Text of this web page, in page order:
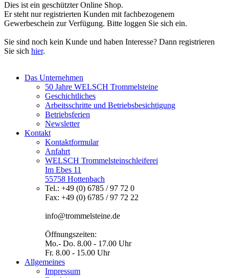
Dies ist ein geschützter Online Shop.
Er steht nur registrierten Kunden mit fachbezogenem
Gewerbeschein zur Verfügung. Bitte loggen Sie sich ein.
Sie sind noch kein Kunde und haben Interesse? Dann registrieren
Sie sich hier.
Das Unternehmen
50 Jahre WELSCH Trommelsteine
Geschichtliches
Arbeitsschritte und Betriebsbesichtigung
Betriebsferien
Newsletter
Kontakt
Kontaktformular
Anfahrt
WELSCH Trommelsteinschleiferei
Im Ebes 11
55758 Hottenbach
Tel.: +49 (0) 6785 / 97 72 0
Fax: +49 (0) 6785 / 97 72 22
info@trommelsteine.de
Öffnungszeiten:
Mo.- Do. 8.00 - 17.00 Uhr
Fr. 8.00 - 15.00 Uhr
Allgemeines
Impressum